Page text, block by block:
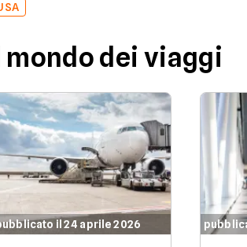
dei viaggi
il 24 aprile 2026